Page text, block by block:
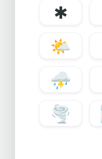
✱
🌤
⛈
🌪